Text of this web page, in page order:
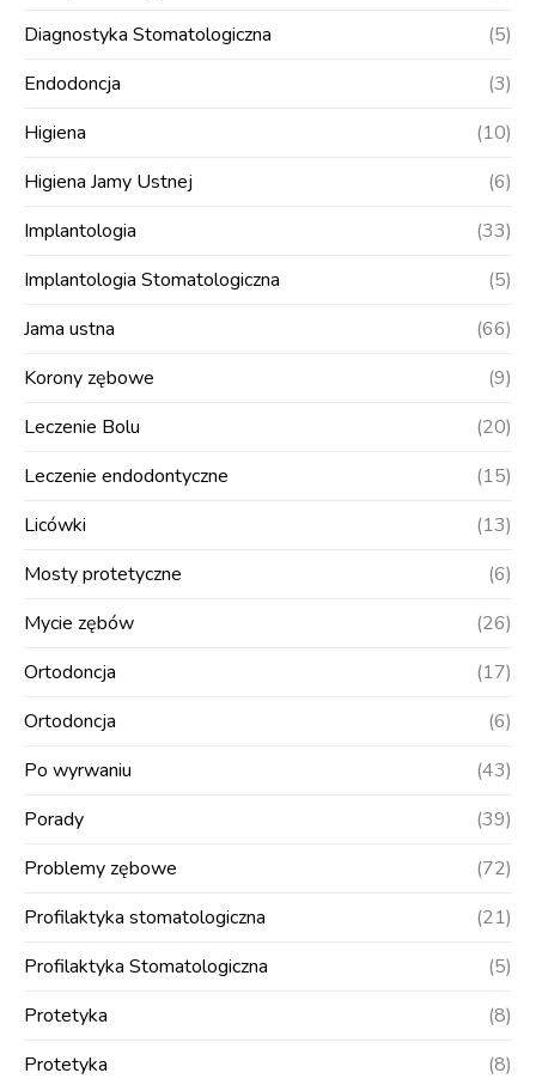
Diagnostyka Stomatologiczna
(5)
Endodoncja
(3)
Higiena
(10)
Higiena Jamy Ustnej
(6)
Implantologia
(33)
Implantologia Stomatologiczna
(5)
Jama ustna
(66)
Korony zębowe
(9)
Leczenie Bolu
(20)
Leczenie endodontyczne
(15)
Licówki
(13)
Mosty protetyczne
(6)
Mycie zębów
(26)
Ortodoncja
(17)
Ortodoncja
(6)
Po wyrwaniu
(43)
Porady
(39)
Problemy zębowe
(72)
Profilaktyka stomatologiczna
(21)
Profilaktyka Stomatologiczna
(5)
Protetyka
(8)
Protetyka
(8)